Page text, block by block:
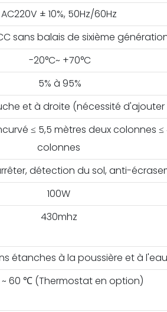
AC220V ± 10%, 50Hz/60Hz
sans balais de sixième
-20°C~ +70°C
5% à 95%
et à droite (nécessité
≤ 5,5 mètres deux colonnes ≤
colonnes
détection du sol, anti-
100W
430mhz
étanches à la poussière et à l'eau
60 ℃ (Thermostat en option)